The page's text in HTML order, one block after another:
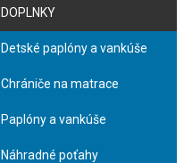
DOPLNKY
Detské paplóny a vankúše
Chrániče na matrace
Paplóny a vankúše
Náhradné poťahy